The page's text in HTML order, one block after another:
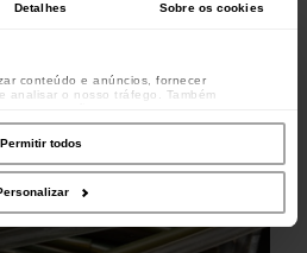
Detalhes Sobre os cookies
conteúdo e anúncios, fornecer
analisar o nosso tráfego. Também
e de análise, que as podem combinar
ou recolhidas por estes a partir da
Permitir todos